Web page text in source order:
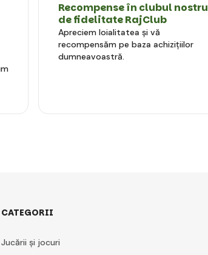
Recompense în clubul nostru
de fidelitate RajClub
Apreciem loialitatea și vă
recompensăm pe baza achizițiilor
dumneavoastră.
CATEGORII
Jucării și jocuri